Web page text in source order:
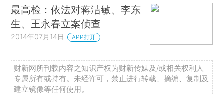
最高检：依法对蒋洁敏、李东
生、王永春立案侦查
2014年07月14日 APP打开
财新网所刊载内容之知识产权为财新传媒及/或相关权利人
专属所有或持有。未经许可，禁止进行转载、摘编、复制及
建立镜像等任何使用。